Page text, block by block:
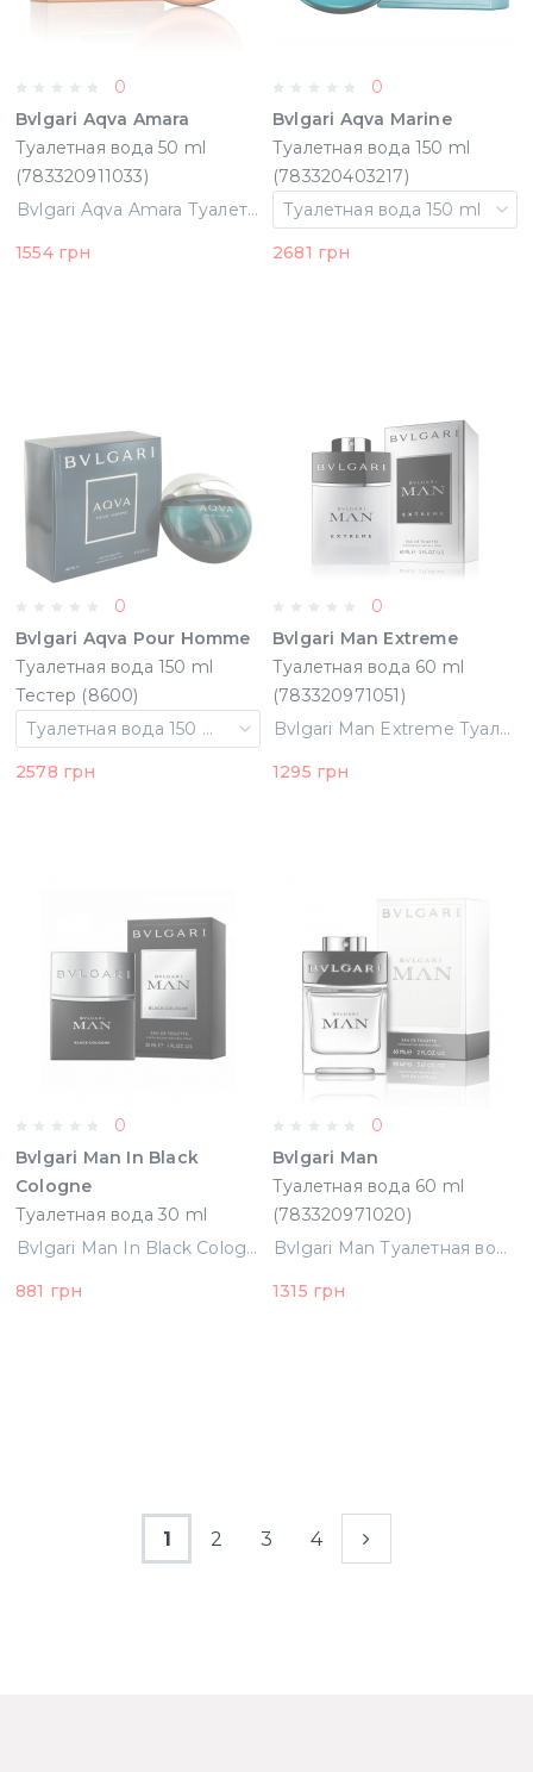
0
Bvlgari Aqva Amara
Туалетная вода 50 ml
(783320911033)
Bvlgari Aqva Amara Туалетная вода 50 ml (783320911033)
1554 грн
0
Bvlgari Aqva Marine
Туалетная вода 150 ml
(783320403217)
Туалетная вода 150 ml
2681 грн
0
Bvlgari Aqva Pour Homme
Туалетная вода 150 ml
Тестер (8600)
Туалетная вода 150 ml Тестер
2578 грн
0
Bvlgari Man Extreme
Туалетная вода 60 ml
(783320971051)
Bvlgari Man Extreme Туалетная вода 60 ml (783320971051)
1295 грн
0
Bvlgari Man In Black
Cologne
Туалетная вода 30 ml
Bvlgari Man In Black Cologne Туалетная вода 30 ml
881 грн
0
Bvlgari Man
Туалетная вода 60 ml
(783320971020)
Bvlgari Man Туалетная вода 60 ml (783320971020)
1315 грн
1 2 3 4